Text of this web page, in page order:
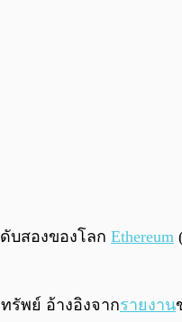
ดับสองของโลก Ethereum
รัพย์ อ้างอิงจากรายงาน